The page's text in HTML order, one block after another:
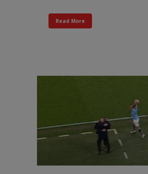
Read More